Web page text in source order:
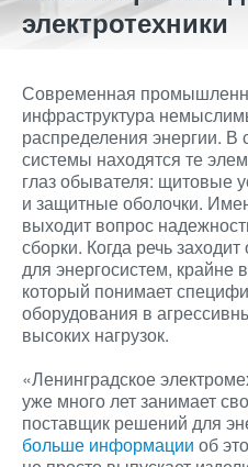
электротехники
Современная
инфраструктура
распределения энергии. В
системы находятся те
глаз обывателя: щитовые
и защитные оболочки.
выходит вопрос
сборки. Когда речь
для энергосистем, крайне
который понимает
оборудования в
высоких нагрузок.
«Ленинградское
уже много лет занимает
поставщик решений для
больше информации об